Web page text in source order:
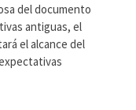
del documento
antiguas, el
el alcance del